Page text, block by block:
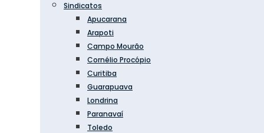
Sindicatos
Apucarana
Arapoti
Campo Mourão
Cornélio Procópio
Curitiba
Guarapuava
Londrina
Paranavaí
Toledo